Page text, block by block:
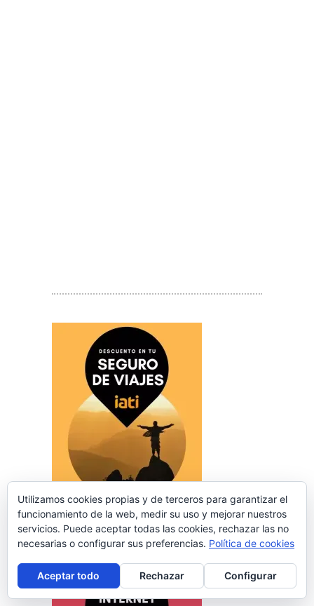
Utilizamos cookies propias y de terceros para garantizar el
funcionamiento de la web, medir su uso y mejorar nuestros
servicios. Puede aceptar todas las cookies, rechazar las no
necesarias o configurar sus preferencias. Política de cookies
Aceptar todo Rechazar Configurar